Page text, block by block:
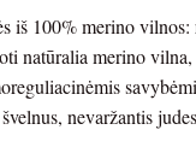
iš 100% merino
natūralia merino
nevaržantis